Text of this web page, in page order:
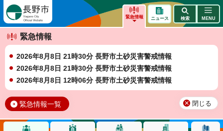
緊急情報
緊急情報
2026年8月8日 21時30分 長野市土砂災害警戒情報
2026年8月8日 21時30分 長野市土砂災害警戒情報
2026年8月8日 12時06分 長野市土砂災害警戒情報
緊急情報一覧 閉じる
ニュース 検索 MENU